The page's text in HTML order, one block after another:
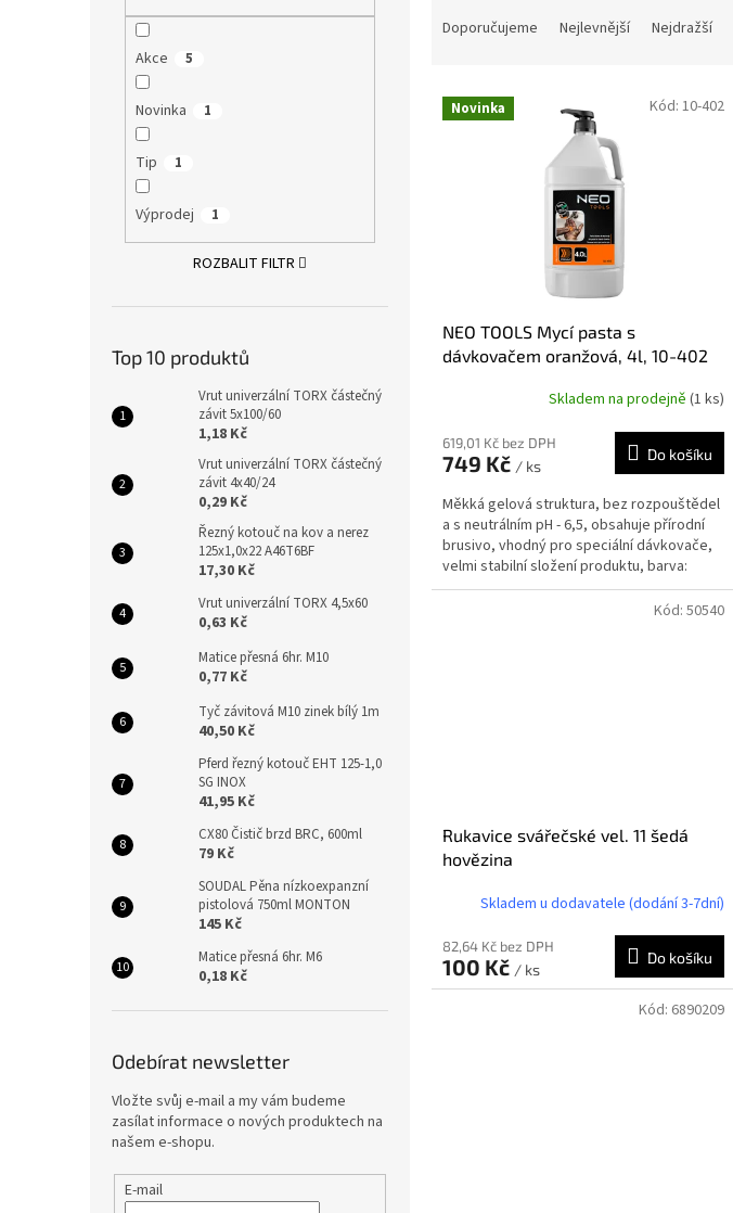
Akce 5
Novinka 1
Tip 1
Výprodej 1
ROZBALIT FILTR
Top 10 produktů
Vrut univerzální TORX částečný
závit 5x100/60
1,18 Kč
Vrut univerzální TORX částečný
závit 4x40/24
0,29 Kč
Řezný kotouč na kov a nerez
125x1,0x22 A46T6BF
17,30 Kč
Vrut univerzální TORX 4,5x60
0,63 Kč
Matice přesná 6hr. M10
0,77 Kč
Tyč závitová M10 zinek bílý 1m
40,50 Kč
Pferd řezný kotouč EHT 125-1,0
SG INOX
41,95 Kč
CX80 Čistič brzd BRC, 600ml
79 Kč
SOUDAL Pěna nízkoexpanzní
pistolová 750ml MONTON
145 Kč
Matice přesná 6hr. M6
0,18 Kč
Odebírat newsletter
Vložte svůj e-mail a my vám budeme
zasílat informace o nových produktech na
našem e-shopu.
E-mail
n
Doporučujeme Nejlevnější Nejdražší
V Novinka
NEO TOOLS Mycí pasta s
dávkovačem oranžová, 4l, 10-402
Skladem na prodejně (1 ks)
619,01 Kč bez DPH
749 Kč / ks
Do košíku
Měkká gelová struktura, bez rozpouštědel
a s neutrálním pH - 6,5, obsahuje přírodní
brusivo, vhodný pro speciální dávkovače,
velmi stabilní složení produktu, barva:
oranžová, 4l...
Kód: 10-402
Rukavice svářečské vel. 11 šedá
hovězina
Skladem u dodavatele (dodání 3-7dní)
82,64 Kč bez DPH
100 Kč / ks
Do košíku
Kód: 50540
Kód: 6890209